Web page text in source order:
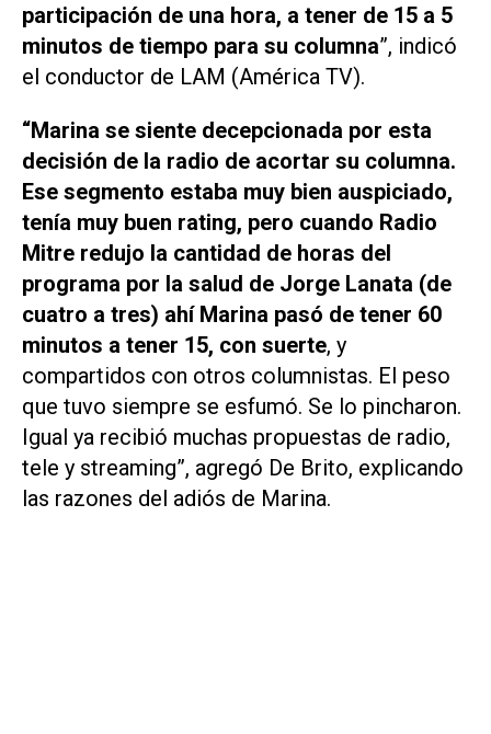
participación de una hora, a tener de 15 a 5
minutos de tiempo para su columna”, indicó
el conductor de LAM (América TV).
“Marina se siente decepcionada por esta
decisión de la radio de acortar su columna.
Ese segmento estaba muy bien auspiciado,
tenía muy buen rating, pero cuando Radio
Mitre redujo la cantidad de horas del
programa por la salud de Jorge Lanata (de
cuatro a tres) ahí Marina pasó de tener 60
minutos a tener 15, con suerte, y
compartidos con otros columnistas. El peso
que tuvo siempre se esfumó. Se lo pincharon.
Igual ya recibió muchas propuestas de radio,
tele y streaming”, agregó De Brito, explicando
las razones del adiós de Marina.